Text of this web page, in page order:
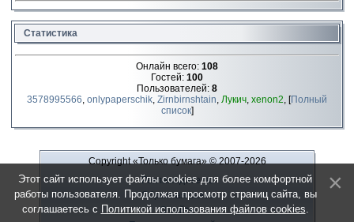
Статистика
Онлайн всего: 108
Гостей: 100
Пользователей: 8
3578995566, onlypaperschik, Zirnbirnshtain, Лукич, xenon2, [Полный
список]
Copyright «Только бумага»© 2007-2026
Рекламодателю
Обратная связь
О сайте
Этот сайт использует файлы cookies для более комфортной
работы пользователя. Продолжая просмотр страниц сайта, вы
соглашаетесь с Политикой использования файлов cookies.